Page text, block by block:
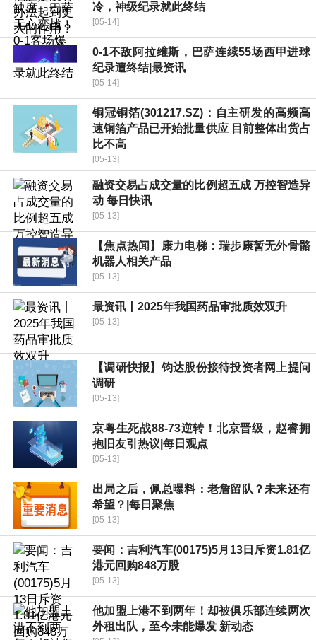
冷，神级纪录就此终结
[05-14]
0-1不敌阿拉维斯，巴萨连续55场西甲进球
纪录遭终结|最资讯
[05-14]
铜冠铜箔(301217.SZ)：自主研发的高频高
速铜箔产品已开始批量供应 目前整体出货占
比不高
[05-13]
融资交易占成交量的比例超五成 万控智造异
动 每日快讯
[05-13]
【焦点热闻】康力电梯：瑞步康暂无外骨骼
机器人相关产品
[05-13]
最资讯丨2025年我国药品审批质效双升
[05-13]
【调研快报】钧达股份接待投资者网上提问
调研
[05-13]
京粤生死战88-73逆转！北京晋级，赵睿拥
抱旧友引热议|每日观点
[05-13]
出局之后，佩总曝料：老詹留队？未来还有
希望？|每日聚焦
[05-13]
要闻：吉利汽车(00175)5月13日斥资1.81亿
港元回购848万股
[05-13]
他加盟上港不到两年！却被俱乐部连续两次
外租出队，至今未能爆发 新动态